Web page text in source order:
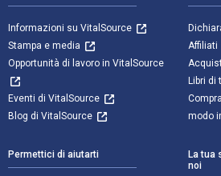
Informazioni su VitalSource
Stampa e media
Opportunità di lavoro in VitalSource
Eventi di VitalSource
Blog di VitalSource
Affiliati
Libri di
modo
Permettici di aiutarti
La tua
noi